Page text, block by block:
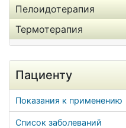
Пелоидотерапия
Термотерапия
Пациенту
Показания к применению
Список заболеваний